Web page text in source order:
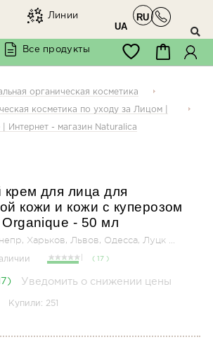
Все продукты
Линии
RU
UA
органическая косметика
косметика по уходу за Лицом |
Интернет - магазин Naturalica
для лица для
кожи и кожи с куперозом
Organique - 50 мл
Харьков, Львов, Одесса, Луцк ...
( 17 )
Уведомить о снижении цены
Купили: 251
×
Заходите к нам в
@arganiae.naturalica